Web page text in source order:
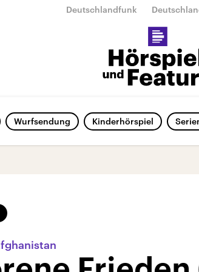
Deutschlandfunk
Wurfsendung Kinderhörspiel